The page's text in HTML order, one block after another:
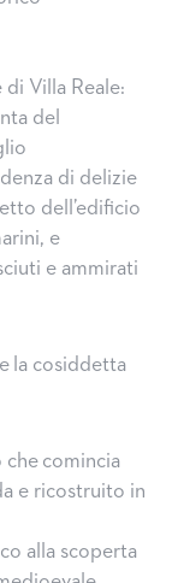
di Villa Reale:
del
di delizie
dell’edificio
e
e ammirati
la cosiddetta
comincia
e ricostruito in
alla scoperta